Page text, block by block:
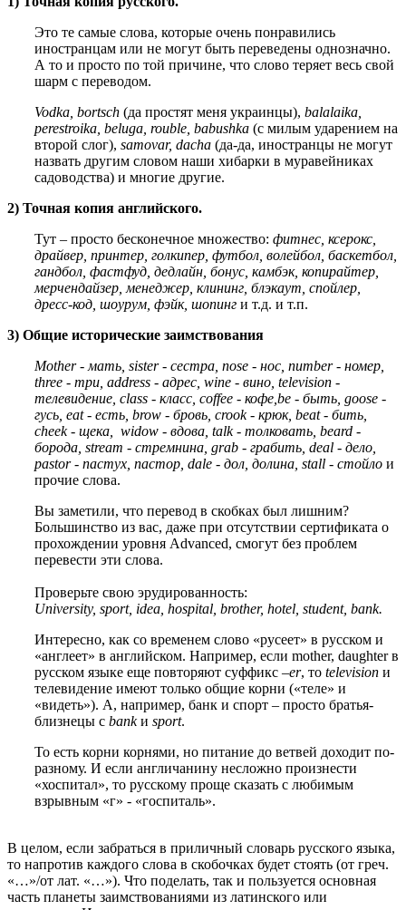
Это те самые слова, которые очень понравились
иностранцам или не могут быть переведены однозначно.
А то и просто по той причине, что слово теряет весь свой
шарм с переводом.
Vodka, bortsch (да простят меня украинцы), balalaika,
perestroika, beluga, rouble, babushka (с милым ударением на
второй слог), samovar, dacha (да-да, иностранцы не могут
назвать другим словом наши хибарки в муравейниках
садоводства) и многие другие.
2) Точная копия английского.
Тут – просто бесконечное множество: фитнес, ксерокс,
драйвер, принтер, голкипер, футбол, волейбол, баскетбол,
гандбол, фастфуд, дедлайн, бонус, камбэк, копирайтер,
мерчендайзер, менеджер, клининг, блэкаут, спойлер,
дресс-код, шоурум, фэйк, шопинг и т.д. и т.п.
3) Общие исторические заимствования
Mother - мать, sister- сестра, nose - нос, number- номер,
three - три, address - адрес, wine - вино, television -
телевидение, class - класс, coffee - кофе, be - быть, goose -
гусь, eat - есть, brow - бровь, crook - крюк, beat - бить,
cheek - щека, widow - вдова, talk - толковать, beard -
борода, stream - стремнина, grab - грабить, deal - дело,
pastor - пастух, пастор, dale - дол, долина, stall - стойло и
прочие слова.
Вы заметили, что перевод в скобках был лишним?
Большинство из вас, даже при отсутствии сертификата о
прохождении уровня Advanced, смогут без проблем
перевести эти слова.
Проверьте свою эрудированность:
University, sport, idea, hospital, brother, hotel, student, bank.
Интересно, как со временем слово «русеет» в русском и
«англеет» в английском. Например, если mother, daughter в
русском языке еще повторяют суффикс –er, то television и
телевидение имеют только общие корни («теле» и
«видеть»). А, например, банк и спорт – просто братья-
близнецы с bankи sport.
То есть корни корнями, но питание до ветвей доходит по-
разному. И если англичанину несложно произнести
«хоспитал», то русскому проще сказать с любимым
взрывным «г» - «госпиталь».
В целом, если забраться в приличный словарь русского языка,
то напротив каждого слова в скобочках будет стоять (от греч.
«…»/от лат. «…»). Что поделать, так и пользуется основная
часть планеты заимствованиями из латинского или